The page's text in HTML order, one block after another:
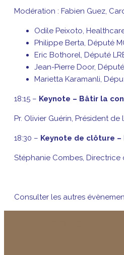
Modération : Fabien Guez,
Odile Peixoto,
Philippe Berta, Député
Eric Bothorel, Député
Jean-Pierre Door,
Marietta Karamanli,
18:15 – Keynote – Bâtir la
Pr. Olivier Guérin, Président
18:30 – Keynote de clôture –
Stéphanie Combes, Directrice
Consulter les autres